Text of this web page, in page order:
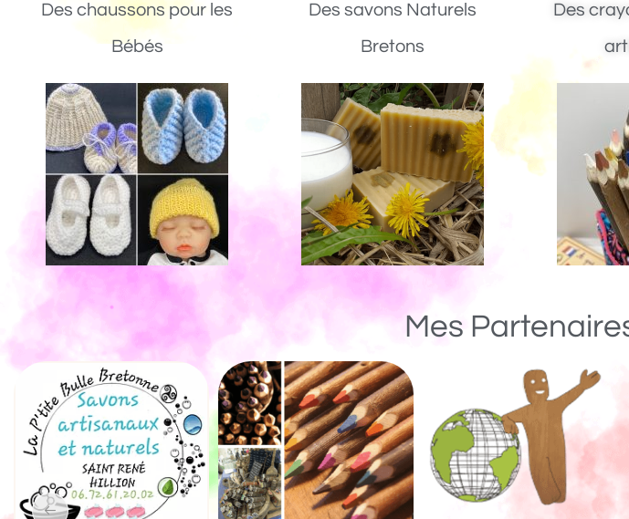
Des chaussons pour les
Bébés
Des savons Naturels
Bretons
Des
Mes